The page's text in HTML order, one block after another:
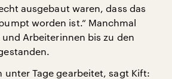
ausgebaut waren, dass das
worden ist.“ Manchmal
Arbeiterinnen bis zu den
unter Tage gearbeitet, sagt Kift: